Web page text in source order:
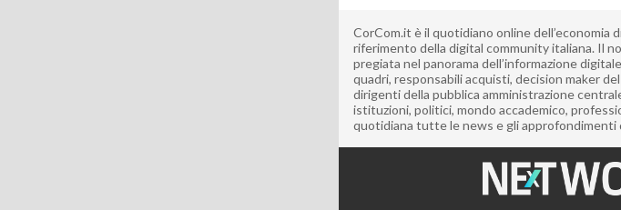
CorCom.it è il quotidiano online dell’economia
riferimento della digital community italiana. Il
pregiata nel panorama dell’informazione
quadri, responsabili acquisti, decision maker
dirigenti della pubblica amministrazione
istituzioni, politici, mondo accademico,
quotidiana tutte le news e gli approfondimenti